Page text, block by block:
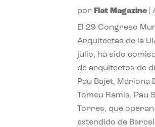
por Flat Magazine |
El 29 Congreso
Arquitectas de la
julio, ha sido
de arquitectos de
Pau Bajet, Mariona
Tomeu Ramis, Pau
Torres, que
extendido de